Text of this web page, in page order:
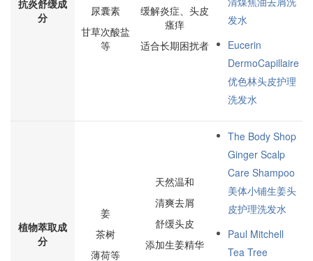
抗炎舒缓成
分
尿囊素
甘草次酸盐
等
缓解炎症、头皮
瘙痒
适合长期困扰者
发水
Eucerin
DermoCapillaire
优色林头皮护理
洗发水
植物萃取成
分
姜
茶树
薄荷等
天然温和
清爽去屑
舒缓头皮
添加生姜精华
The Body Shop
Ginger Scalp
Care Shampoo
美体小铺生姜头
皮护理洗发水
Paul Mitchell
Tea Tree